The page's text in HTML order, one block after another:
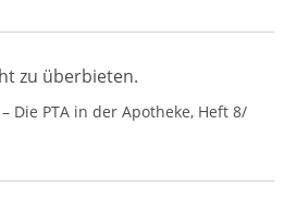
zu überbieten.
Die PTA in der Apotheke, Heft 8/